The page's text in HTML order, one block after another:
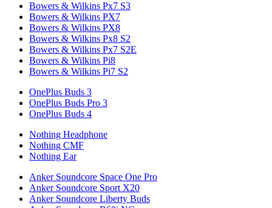
Bowers & Wilkins Px7 S3
Bowers & Wilkins PX7
Bowers & Wilkins PX8
Bowers & Wilkins Px8 S2
Bowers & Wilkins Px7 S2E
Bowers & Wilkins Pi8
Bowers & Wilkins Pi7 S2
OnePlus Buds 3
OnePlus Buds Pro 3
OnePlus Buds 4
Nothing Headphone
Nothing CMF
Nothing Ear
Anker Soundcore Space One Pro
Anker Soundcore Sport X20
Anker Soundcore Liberty Buds